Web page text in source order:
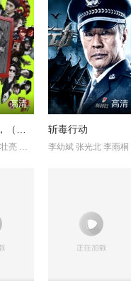
高清
小田切让 池松壮亮 麻生久美子
高清
斩毒行动
李幼斌 张光北 李雨桐